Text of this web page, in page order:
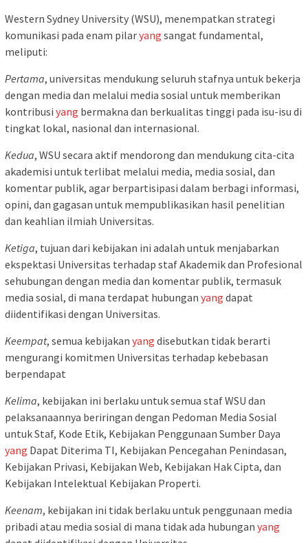
Western Sydney University (WSU), menempatkan strategi
komunikasi pada enam pilaryang sangat fundamental,
meliputi:
Pertama, universitas mendukung seluruh stafnya untuk bekerja
dengan media dan melalui media sosial untuk memberikan
kontribusi yang bermakna dan berkualitas tinggi pada isu-isu di
tingkat lokal, nasional dan internasional.
Kedua, WSU secara aktif mendorong dan mendukung cita-cita
akademisi untuk terlibat melalui media, media sosial, dan
komentar publik, agar berpartisipasi dalam berbagi informasi,
opini, dan gagasan untuk mempublikasikan hasil penelitian
dan keahlian ilmiah Universitas.
Ketiga, tujuan dari kebijakan ini adalah untuk menjabarkan
ekspektasi Universitas terhadap staf Akademik dan Profesional
sehubungan dengan media dan komentar publik, termasuk
media sosial, di mana terdapat hubungan yang dapat
diidentifikasi dengan Universitas.
Keempat, semua kebijakan yang disebutkan tidak berarti
mengurangi komitmen Universitas terhadap kebebasan
berpendapat
Kelima, kebijakan ini berlaku untuk semua staf WSU dan
pelaksanaannya beriringan dengan Pedoman Media Sosial
untuk Staf, Kode Etik, Kebijakan Penggunaan Sumber Daya
yang Dapat Diterima TI, Kebijakan Pencegahan Penindasan,
Kebijakan Privasi, Kebijakan Web, Kebijakan Hak Cipta, dan
Kebijakan Intelektual Kebijakan Properti.
Keenam, kebijakan ini tidak berlaku untuk penggunaan media
pribadi atau media sosial di mana tidak ada hubungan yang